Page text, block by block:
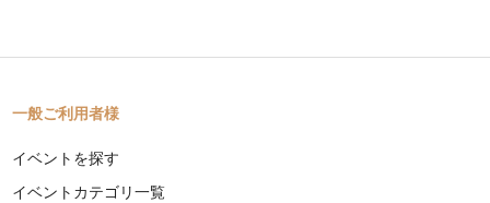
一般ご利用者様
イベントを探す
イベントカテゴリ一覧